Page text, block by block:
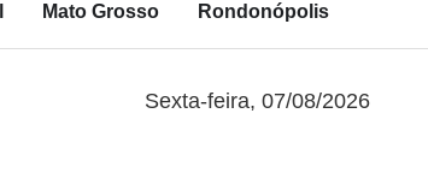
Mato Grosso Rondonópolis
Sexta-feira, 07/08/2026